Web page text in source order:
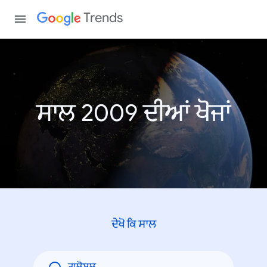
Trends
ਸਾਲ 2009 ਦੀਆਂ ਖੋਜਾਂ
ਦੇਖੋ ਕਿ ਸਾਲ